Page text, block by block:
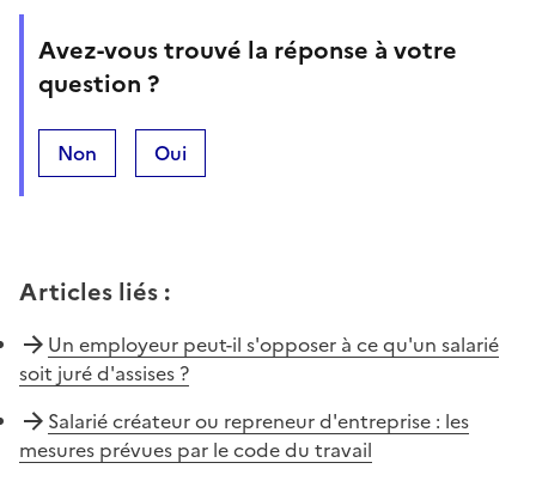
Avez-vous trouvé la réponse à votre
question ?
Non Oui
Articles liés :
Un employeur peut-il s'opposer à ce qu'un salarié
soit juré d'assises ?
Salarié créateur ou repreneur d'entreprise : les
mesures prévues par le code du travail